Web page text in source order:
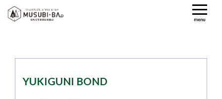
menu
YUKIGUNI BOND